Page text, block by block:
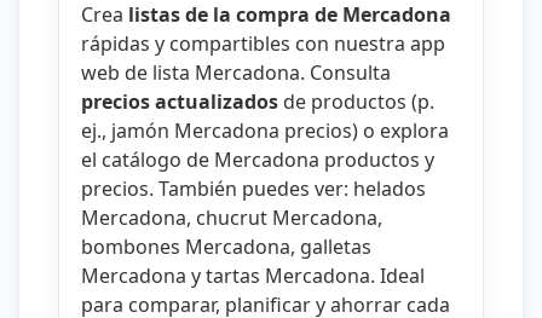
Crea listas de la compra de Mercadona
rápidas y compartibles con nuestra app
web de lista Mercadona. Consulta
precios actualizados de productos (p.
ej., jamón Mercadona precios) o explora
el catálogo de Mercadona productos y
precios. También puedes ver: helados
Mercadona, chucrut Mercadona,
bombones Mercadona, galletas
Mercadona ytartas Mercadona. Ideal
para comparar, planificar y ahorrar cada